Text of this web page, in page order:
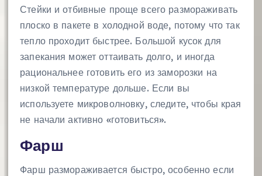
Стейки и отбивные проще всего размораживать
плоско в пакете в холодной воде, потому что так
тепло проходит быстрее. Большой кусок для
запекания может оттаивать долго, и иногда
рациональнее готовить его из заморозки на
низкой температуре дольше. Если вы
используете микроволновку, следите, чтобы края
не начали активно «готовиться».
Фарш
Фарш размораживается быстро, особенно если